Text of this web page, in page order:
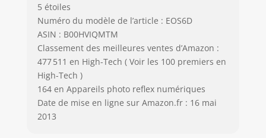
5 étoiles
Numéro du modèle de l’article : EOS6D
ASIN : B00HVIQMTM
Classement des meilleures ventes d’Amazon :
477 511 en High-Tech ( Voir les 100 premiers en
High-Tech )
164 en Appareils photo reflex numériques
Date de mise en ligne sur Amazon.fr : 16 mai
2013